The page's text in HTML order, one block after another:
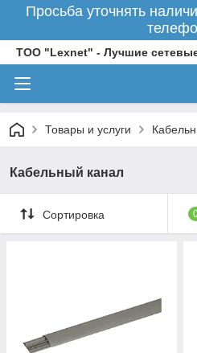
Просьба уточнять
ТОО "Lexnet" - Лучшие
Товары и услуги
Кабельный канал
Сортировка